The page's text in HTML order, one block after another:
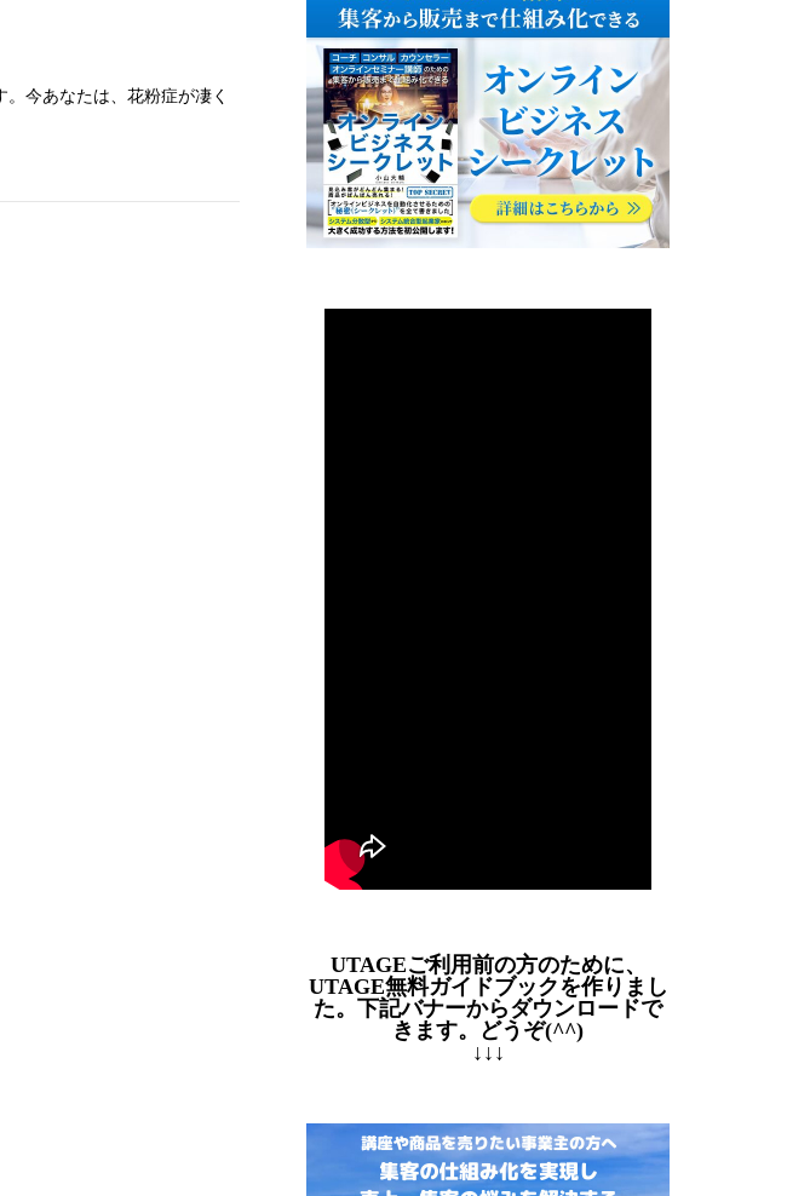
今あなたは、花粉症が凄く
UTAGEご利用前の方のために、
UTAGE無料ガイドブックを作りまし
た。下記バナーからダウンロードで
きます。どうぞ(^^)
↓↓↓